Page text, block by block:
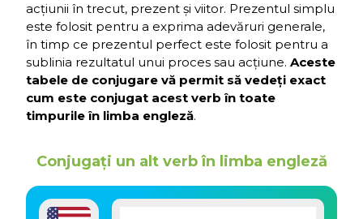
acțiunii în trecut, prezent și viitor. Prezentul simplu
este folosit pentru a exprima adevăruri generale,
în timp ce prezentul perfect este folosit pentru a
sublinia rezultatul unui proces sau acțiune. Aceste
tabele de conjugare vă permit să vedeți exact
cum este conjugat acest verb în toate
timpurile în limba engleză.
Conjugați un alt verb în limba engleză